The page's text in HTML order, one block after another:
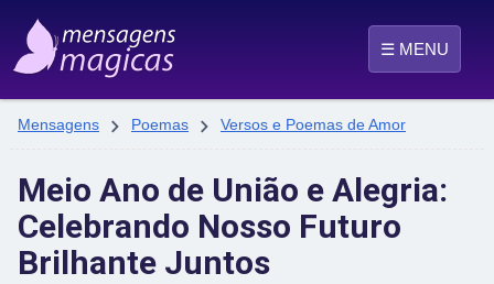
☰ MENU
Mensagens  Poemas  Versos e Poemas de Amor
Meio Ano de União e Alegria:
Celebrando Nosso Futuro
Brilhante Juntos